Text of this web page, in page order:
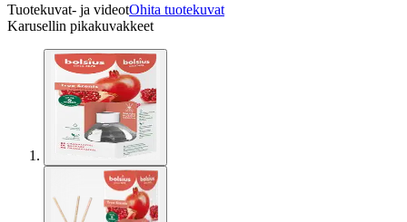
Tuotekuvat- ja videotOhita tuotekuvat
Karusellin pikakuvakkeet